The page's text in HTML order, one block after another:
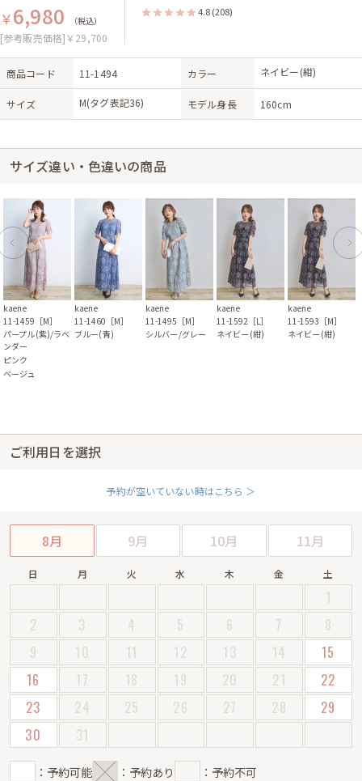
￥6,980 （税込）
[参考販売価格]￥29,700
4.8 (208)
商品コード 11-1494 カラー ネイビー(紺)
サイズ M(タグ表記36) モデル身長 160cm
サイズ違い・色違いの商品
kaene
11-1459［M］
パープル(紫)/ラベ
ンダー
ピンク
ベージュ
kaene
11-1460［M］
ブルー(青)
kaene
11-1495［M］
シルバー/グレー
kaene
11-1592［L］
ネイビー(紺)
kaene
11-1593［M］
ネイビー(紺)
ご利用日を選択
予約が空いていない時はこちら ＞
8月 9月 10月 11月
日 月 火 水 木 金 土
1
2
3 4 5 6 7
8
9
10 11 12 13 14
15
16
17 18 19 20 21
22
23
24 25 26 27 28
29
30
31
：予約可能 ：予約あり ：予約不可